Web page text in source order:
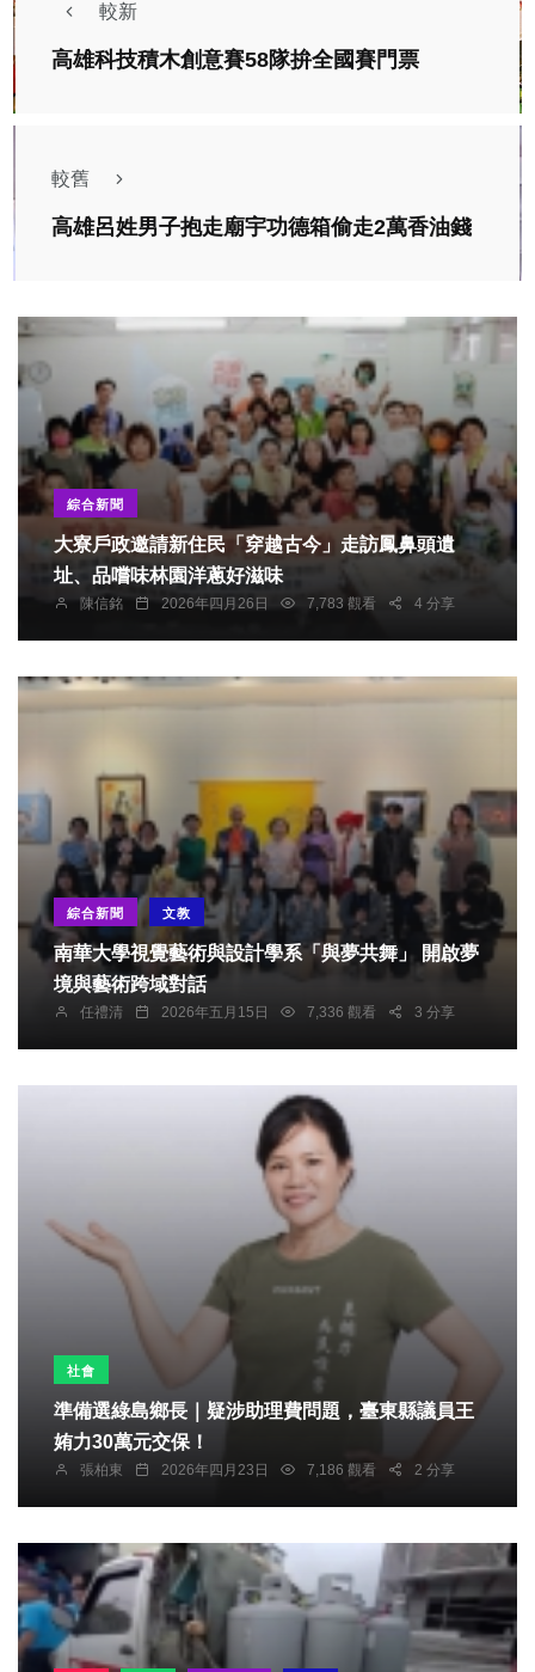
較新
高雄科技積木創意賽58隊拚全國賽門票
較舊
高雄呂姓男子抱走廟宇功德箱偷走2萬香油錢
綜合新聞
大寮戶政邀請新住民「穿越古今」走訪鳳鼻頭遺
址、品嚐味林園洋蔥好滋味
陳信銘 2026年四月26日 7,783 觀看 4 分享
綜合新聞 文教
南華大學視覺藝術與設計學系「與夢共舞」 開啟夢
境與藝術跨域對話
任禮清 2026年五月15日 7,336 觀看 3 分享
社會
準備選綠島鄉長｜疑涉助理費問題，臺東縣議員王
姷力30萬元交保！
張柏東 2026年四月23日 7,186 觀看 2 分享